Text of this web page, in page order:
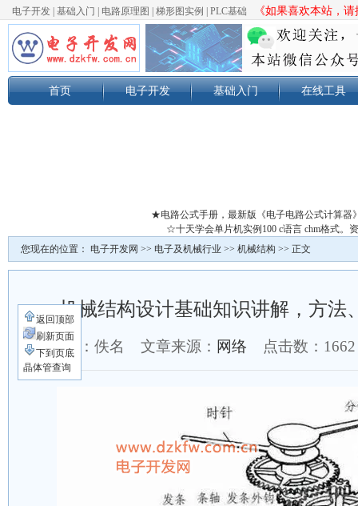
电子开发 基础入门 电路原理图 梯形图实例 PLC基础 《如果喜欢本站，
首页 电子开发 基础入门 在线工具
★电路公式手册，最新版《电子电路公式计算器
☆十天学会单片机实例100 c语言 chm格式。
您现在的位置： 电子开发网 >> 电子及机械行业 >> 机械结构 >> 正文
机械结构设计基础知识讲解，方法
作者：佚名 文章来源： 网络 点击数：
返回顶部
刷新页面
下到页底
晶体管查询